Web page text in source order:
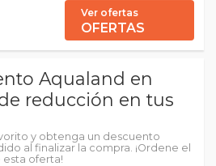
Ver ofertas
OFERTAS
Aqualand en
reducción en tus
y obtenga un descuento
al finalizar la compra. ¡Ordene el
esta oferta!